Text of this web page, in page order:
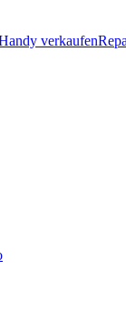
verkaufen